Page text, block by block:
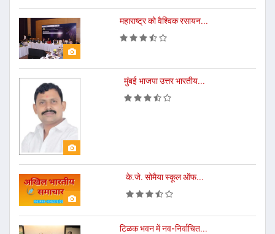
महाराष्ट्र को वैश्विक रसायन...
मुंबई भाजपा उत्तर भारतीय...
के.जे. सोमैया स्कूल ऑफ...
टिळक भवन में नव-निर्वाचित...